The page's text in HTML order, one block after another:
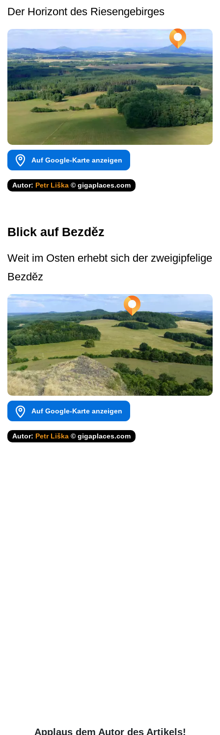
Der Horizont des Riesengebirges
Auf Google-Karte anzeigen
Autor: Petr Liška © gigaplaces.com
Blick auf Bezděz
Weit im Osten erhebt sich der zweigipfelige
Bezděz
Auf Google-Karte anzeigen
Autor: Petr Liška © gigaplaces.com
Applaus dem Autor des Artikels!